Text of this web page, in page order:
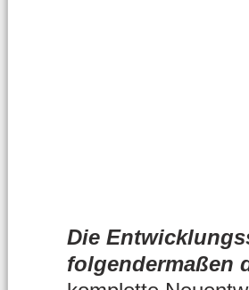
Die
folgendermaßen